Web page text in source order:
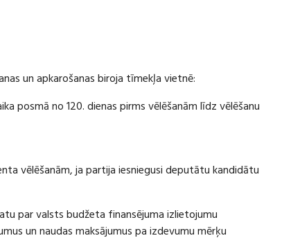
un apkarošanas biroja tīmekļa vietnē:
posmā no 120. dienas pirms vēlēšanām līdz vēlēšanu
vēlēšanām, ja partija iesniegusi deputātu kandidātu
par valsts budžeta finansējuma izlietojumu
un naudas maksājumus pa izdevumu mērķu